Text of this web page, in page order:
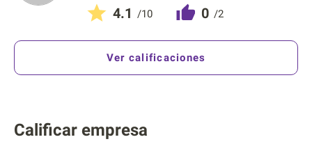
4.1 /10 0 /2
Ver calificaciones
Calificar empresa